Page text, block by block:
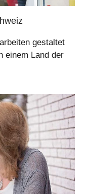
gestaltet
einem Land der